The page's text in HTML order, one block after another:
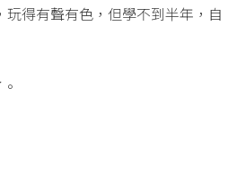
得有聲有色，但學不到半年，自